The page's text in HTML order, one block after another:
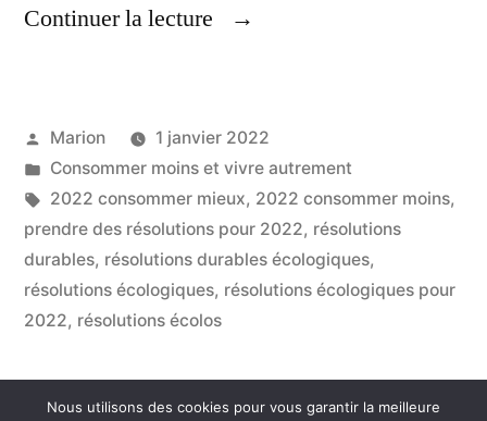
Continuer la lecture
« Résolutions
2022 »
Publié
par
Marion
1 janvier 2022
Publié
dans
Consommer moins et vivre autrement
Étiquettes :
2022 consommer mieux, 2022 consommer moins,
prendre des résolutions pour 2022, résolutions
durables, résolutions durables écologiques,
résolutions écologiques, résolutions écologiques pour
2022, résolutions écolos
Nous utilisons des cookies pour vous garantir la meilleure